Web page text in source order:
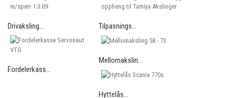
Drivaksling... Tilpasnings...
Fordelerkass...
Mellomakslin...
Hyttelås...